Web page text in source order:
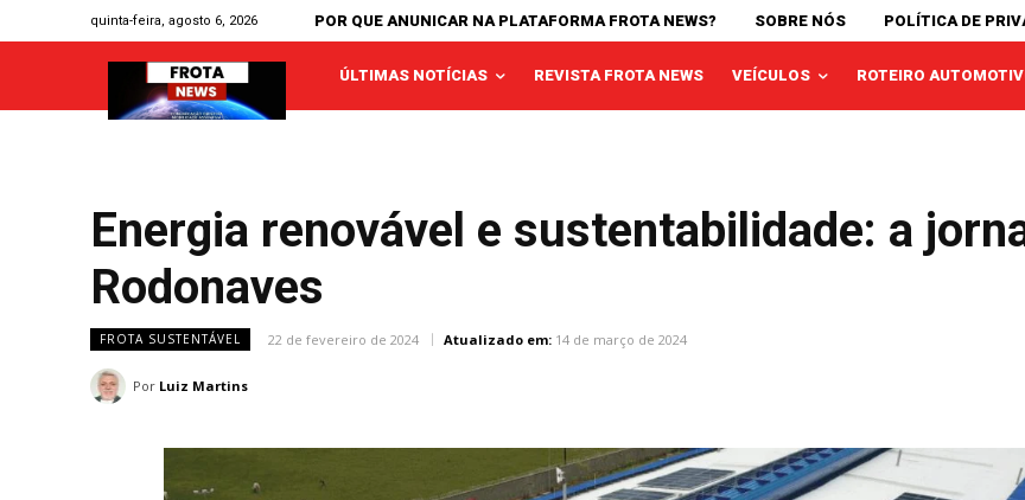
quinta-feira, agosto 6, 2026 POR QUE ANUNICAR NA PLATAFORMA FROTA NEWS? SOBRE NÓS POLÍTICA DE
ÚLTIMAS NOTÍCIAS REVISTA FROTA NEWS VEÍCULOS ROTEIRO
Energia renovável e sustentabilidade: a
Rodonaves
FROTA SUSTENTÁVEL 22 de fevereiro de 2024 Atualizado em: 14 de março de 2024
Por Luiz Martins